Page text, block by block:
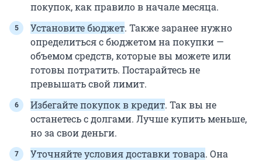
покупок, как правило в начале месяца.
Установите бюджет. Также заранее нужно
определиться с бюджетом на покупки —
объемом средств, которые вы можете или
готовы потратить. Постарайтесь не
превышать свой лимит.
Избегайте покупок в кредит. Так вы не
останетесь с долгами. Лучше купить меньше,
но за свои деньги.
Уточняйте условия доставки товара. Она